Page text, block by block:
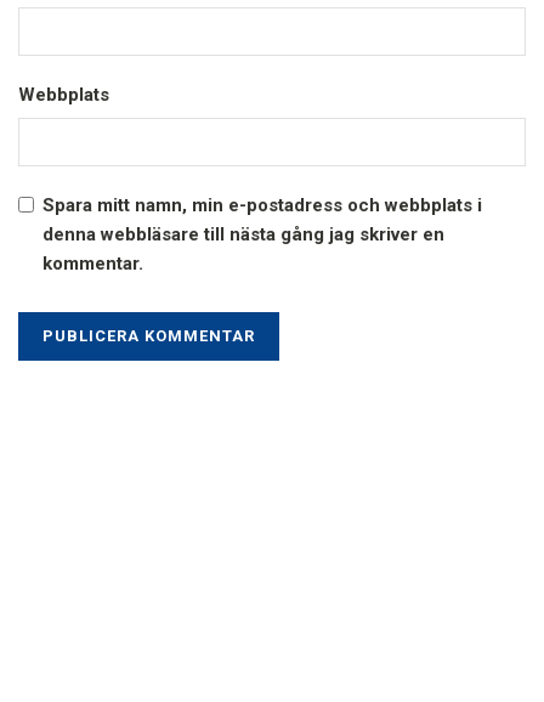
Webbplats
Spara mitt namn, min e-postadress och webbplats i
denna webbläsare till nästa gång jag skriver en
kommentar.